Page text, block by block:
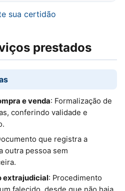
prestados
e venda: Formalização de
conferindo validade e
que registra a
outra pessoa sem
extrajudicial: Procedimento